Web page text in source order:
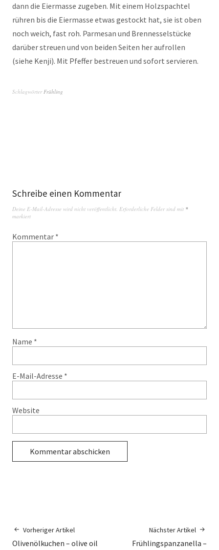
dann die Eiermasse zugeben. Mit einem Holzspachtel
rühren bis die Eiermasse etwas gestockt hat, sie ist oben
noch weich, fast roh. Parmesan und Brennesselstücke
darüber streuen und von beiden Seiten her aufrollen
(siehe Kenji). Mit Pfeffer bestreuen und sofort servieren.
Schlagwörter Frühling
Schreibe einen Kommentar
Deine E-Mail-Adresse wird nicht veröffentlicht. Erforderliche Felder sind mit *
markiert
Kommentar *
Name *
E-Mail-Adresse *
Website
Vorheriger Artikel
Olivenölkuchen – olive oil
Nächster Artikel
Frühlingspanzanella –